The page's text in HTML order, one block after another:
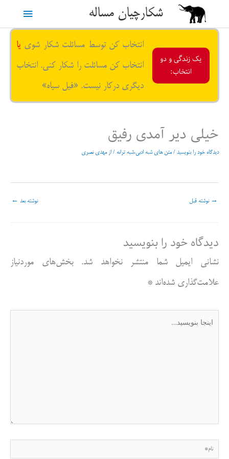
محتوا
شکارچیان مساله
فهرست
یک زندگی و دو
انتخاب:
انتخاب کن توسط مسائلت شکار شوی یا
انتخاب کن مسائلت را شکار کنی. انتخاب
دیگری درکار نیست. «فیل سیاه»
خیلی دیر آمدی رفیق
دیدگاه‌ خود را بنویسید /متن های شبه ادبی،شبه ترانه / از مهدی نصری
→ نوشته قبل نوشته بعد ←
دیدگاه‌ خود را بنویسید
نشانی ایمیل شما منتشر نخواهد شد.
بخش‌های موردنیاز
علامت‌گذاری شده‌اند*
نام*